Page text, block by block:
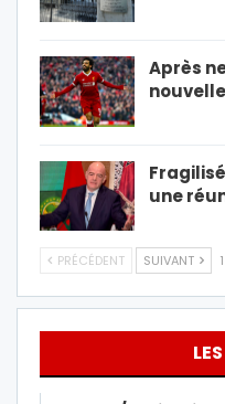
Après
une
PRÉCÉDENT SUIVANT